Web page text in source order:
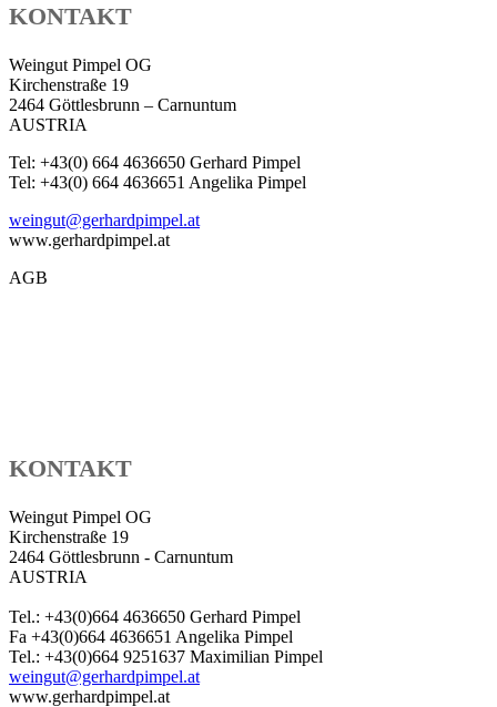
KONTAKT
Weingut Pimpel OG
Kirchenstraße 19
2464 Göttlesbrunn – Carnuntum
AUSTRIA
Tel: +43(0) 664 4636650 Gerhard Pimpel
Tel: +43(0) 664 4636651 Angelika Pimpel
weingut@gerhardpimpel.at
www.gerhardpimpel.at
AGB
KONTAKT
Weingut Pimpel OG
Kirchenstraße 19
2464 Göttlesbrunn - Carnuntum
AUSTRIA
Tel.: +43(0)664 4636650 Gerhard Pimpel
Fa +43(0)664 4636651 Angelika Pimpel
Tel.: +43(0)664 9251637 Maximilian Pimpel
weingut@gerhardpimpel.at
www.gerhardpimpel.at